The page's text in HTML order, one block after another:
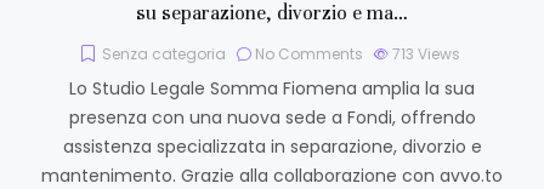
su separazione, divorzio e ma…
Senza categoria No Comments 713 Views
Lo Studio Legale Somma Fiomena amplia la sua
presenza con una nuova sede a Fondi, offrendo
assistenza specializzata in separazione, divorzio e
mantenimento. Grazie alla collaborazione con avvo.to